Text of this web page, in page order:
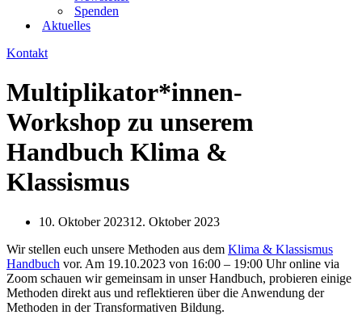
Spenden
Aktuelles
Kontakt
Multiplikator*innen-
Workshop zu unserem
Handbuch Klima &
Klassismus
10. Oktober 202312. Oktober 2023
Wir stellen euch unsere Methoden aus dem Klima & Klassismus
Handbuch vor. Am 19.10.2023 von 16:00 – 19:00 Uhr online via
Zoom schauen wir gemeinsam in unser Handbuch, probieren einige
Methoden direkt aus und reflektieren über die Anwendung der
Methoden in der Transformativen Bildung.